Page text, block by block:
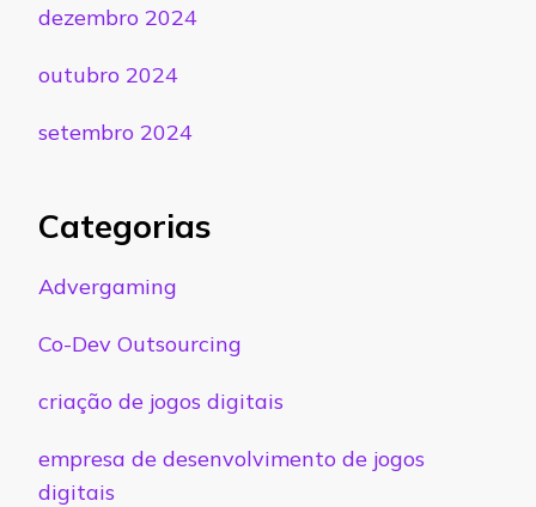
dezembro 2024
outubro 2024
setembro 2024
Categorias
Advergaming
Co-Dev Outsourcing
criação de jogos digitais
empresa de desenvolvimento de jogos
digitais